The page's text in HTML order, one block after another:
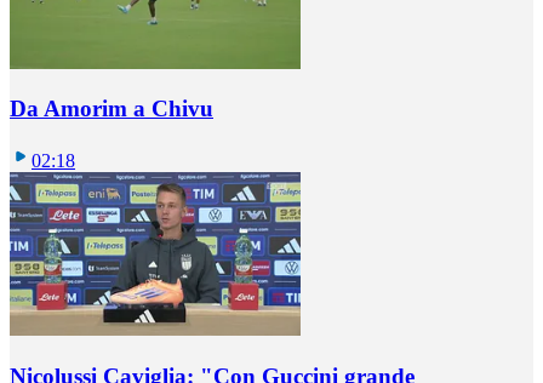
Da Amorim a Chivu
02:18
Nicolussi Caviglia: "Con Guccini grande